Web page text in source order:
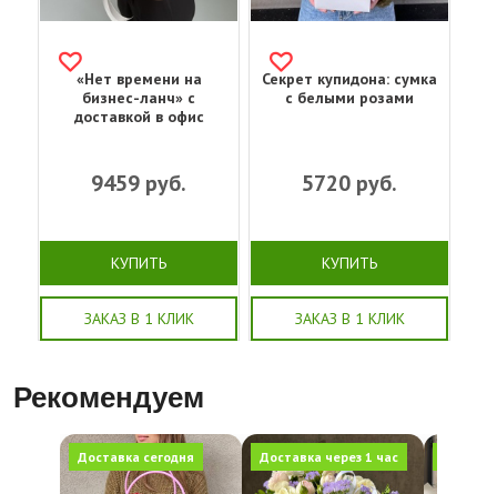
«Нет времени на
бизнес-ланч» с
доставкой в офис
9459 руб.
КУПИТЬ
ЗАКАЗ В 1 КЛИК
Секрет купидона: сумка
с белыми розами
5720 руб.
КУПИТЬ
ЗАКАЗ В 1 КЛИК
Рекомендуем
Доставка сегодня Доставка через 1 час